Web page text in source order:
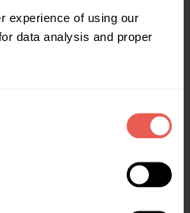
experience of using our
data analysis and proper